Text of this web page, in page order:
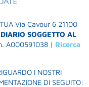
Via Cavour 6 21100
SOGGETTO AL
A000591038 | Ricerca
I NOSTRI
DI SEGUITO: